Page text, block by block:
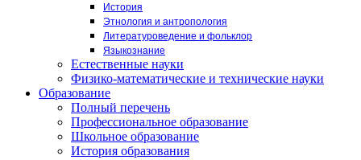
История
Этнология и антропология
Литературоведение и фольклор
Языкознание
Естественные науки
Физико-математические и технические науки
Образование
Полный перечень
Профессиональное образование
Школьное образование
История образования